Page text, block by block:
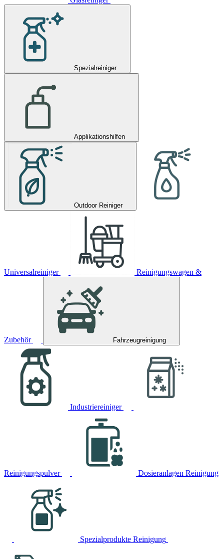
Spezialreiniger
Applikationshilfen
Outdoor Reiniger
Universalreiniger Reinigungswagen &
Zubehör Fahrzeugreinigung
Industriereiniger
Reinigungspulver Dosieranlagen Reinigung
Spezialprodukte Reinigung